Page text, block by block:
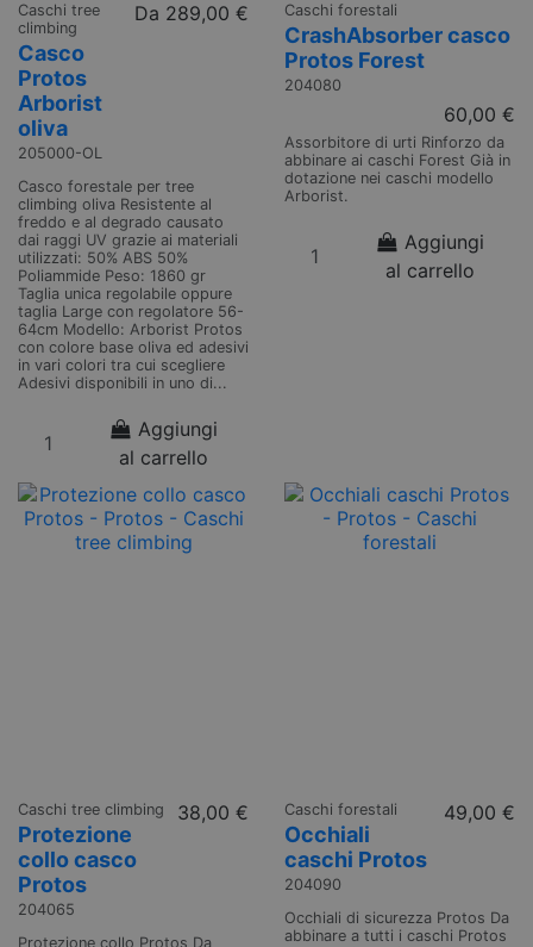
Caschi tree
climbing
Casco
Protos
Arborist
oliva
205000-OL
Da 289,00 €
Casco forestale per tree
climbing oliva Resistente al
freddo e al degrado causato
dai raggi UV grazie ai materiali
utilizzati: 50% ABS 50%
Poliammide Peso: 1860 gr
Taglia unica regolabile oppure
taglia Large con regolatore 56-
64cm Modello: Arborist Protos
con colore base oliva ed adesivi
in vari colori tra cui scegliere
Adesivi disponibili in uno di...
Aggiungi
al carrello
Caschi forestali
CrashAbsorber casco
Protos Forest
204080
60,00 €
Assorbitore di urti Rinforzo da
abbinare ai caschi Forest Già in
dotazione nei caschi modello
Arborist.
Aggiungi
al carrello
Caschi tree climbing
Protezione
collo casco
Protos
204065
38,00 €
Protezione collo Protos Da
Caschi forestali
Occhiali
caschi Protos
204090
49,00 €
Occhiali di sicurezza Protos Da
abbinare a tutti i caschi Protos